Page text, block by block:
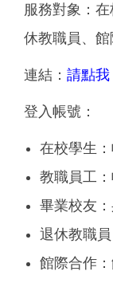
服務對象：
休教職員、
連結： 請點我
登入帳號：
在校學生
教職員工
畢業校友
退休教職
館際合作